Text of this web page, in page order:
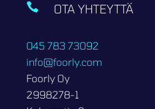
 OTA YHTEYTTÄ
045 783 73092
info@foorly.com
Foorly Oy
2998278-1